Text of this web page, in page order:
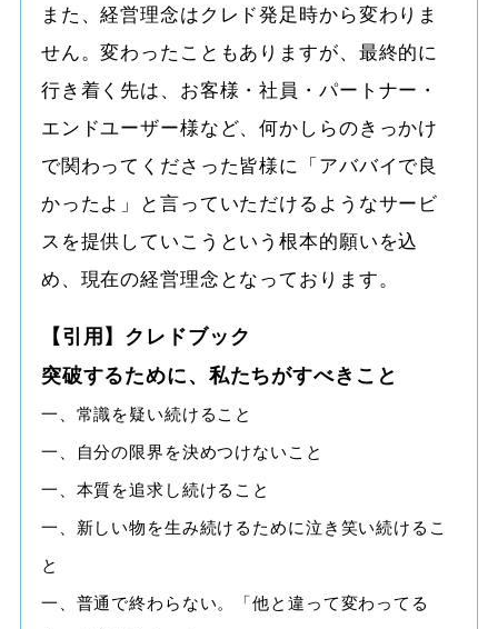
また、経営理念はクレド発足時から変わりま
せん。変わったこともありますが、最終的に
行き着く先は、お客様・社員・パートナー・
エンドユーザー様など、何かしらのきっかけ
で関わってくださった皆様に「アババイで良
かったよ」と言っていただけるようなサービ
スを提供していこうという根本的願いを込
め、現在の経営理念となっております。
【引用】クレドブック
突破するために、私たちがすべきこと
一、常識を疑い続けること
一、自分の限界を決めつけないこと
一、本質を追求し続けること
一、新しい物を生み続けるために泣き笑い続けるこ
と
一、普通で終わらない。「他と違って変わってる